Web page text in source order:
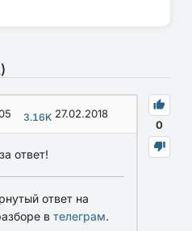
)
0
3.16K 27.02.2018
ответ!
ответ на
в телеграм.